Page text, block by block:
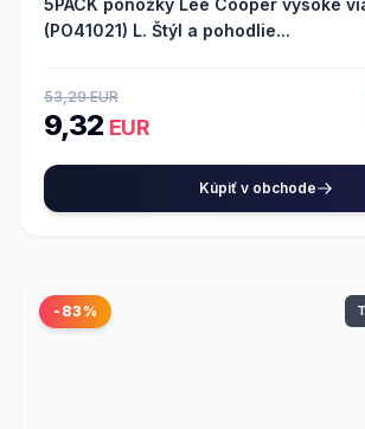
5PACK ponožky Lee Cooper vysoké
(PO41021) L. Štýl a pohodlie...
53,29 EUR
9,32 EUR
Kúpiť v obchode
-83%